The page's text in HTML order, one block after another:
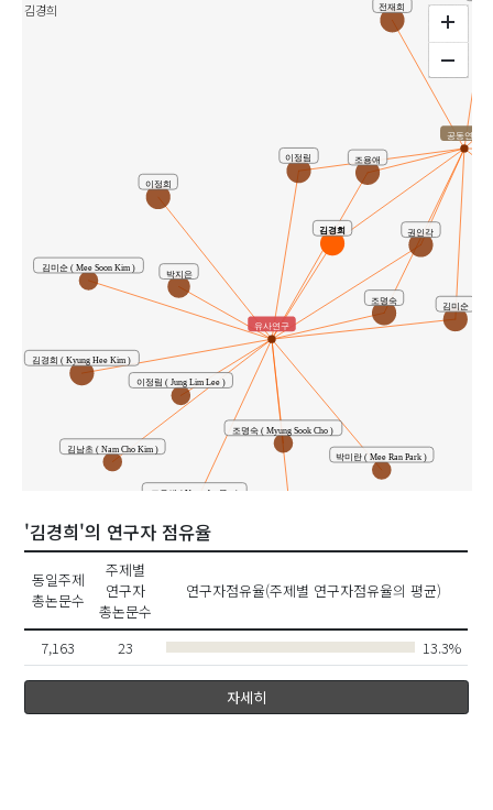
김경희 전재희
조용애
권인각
이정림
조명숙
김미순
김경희 ( Kyung Hee Kim )
김미순 ( Mee Soon Kim )
이정림 ( Jung Lim Lee )
조용애 ( Yong Ae Cho )
김남초 ( Nam Cho Kim )
박미란 ( Mee Ran Park )
박지은
이정희
조명숙 ( Myung Sook Cho )
김경희
공동연구
유사연구
'김경희'의 연구자 점유율
동일주제
총논문수
주제별
연구자
총논문수
연구자점유율(주제별 연구자점유율의 평균)
7,163 23 13.3%
자세히